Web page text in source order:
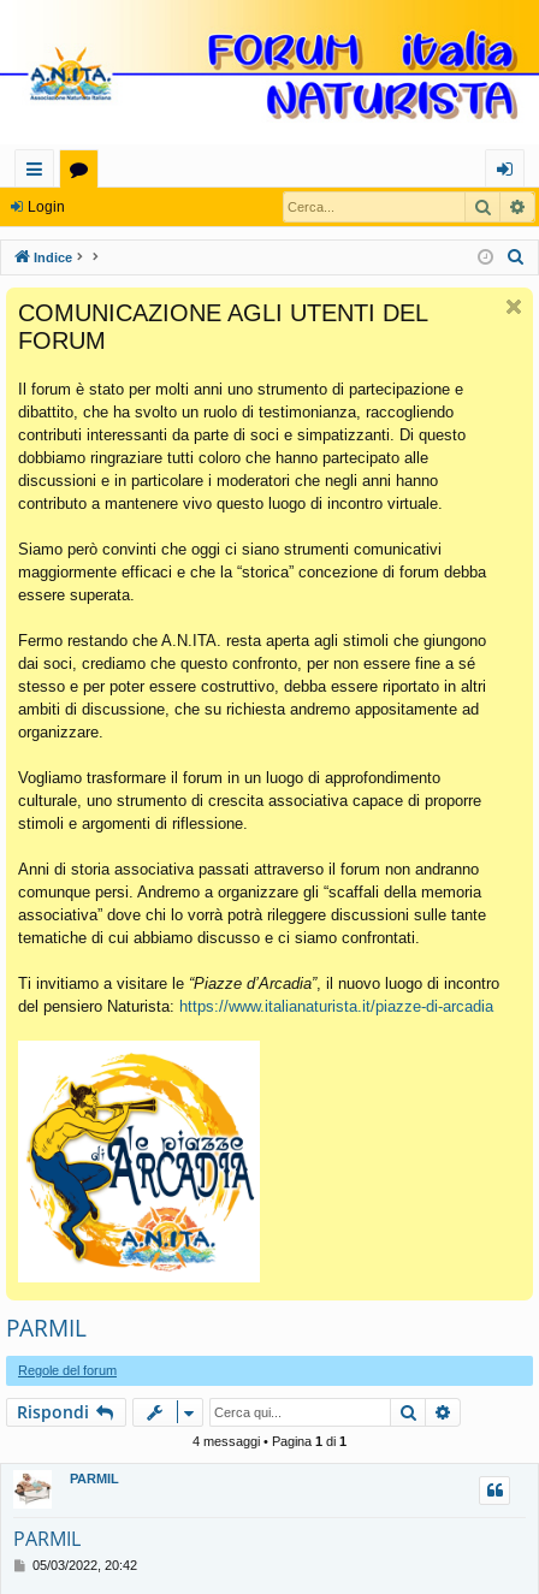
oll
eg
a
m
en
ti
Ra
pi
di
u
m
og
in
Login Cerca
Indice
COMUNICAZIONE AGLI UTENTI DEL
FORUM
Il forum è stato per molti anni uno strumento di partecipazione e
dibattito, che ha svolto un ruolo di testimonianza, raccogliendo
contributi interessanti da parte di soci e simpatizzanti. Di questo
dobbiamo ringraziare tutti coloro che hanno partecipato alle
discussioni e in particolare i moderatori che negli anni hanno
contributo a mantenere vivo questo luogo di incontro virtuale.
Siamo però convinti che oggi ci siano strumenti comunicativi
maggiormente efficaci e che la “storica” concezione di forum debba
essere superata.
Fermo restando che A.N.ITA. resta aperta agli stimoli che giungono
dai soci, crediamo che questo confronto, per non essere fine a sé
stesso e per poter essere costruttivo, debba essere riportato in altri
ambiti di discussione, che su richiesta andremo appositamente ad
organizzare.
Vogliamo trasformare il forum in un luogo di approfondimento
culturale, uno strumento di crescita associativa capace di proporre
stimoli e argomenti di riflessione.
Anni di storia associativa passati attraverso il forum non andranno
comunque persi. Andremo a organizzare gli “scaffali della memoria
associativa” dove chi lo vorrà potrà rileggere discussioni sulle tante
tematiche di cui abbiamo discusso e ci siamo confrontati.
Ti invitiamo a visitare le “Piazze d’Arcadia”, il nuovo luogo di incontro
del pensiero Naturista: https://www.italianaturista.it/piazze-di-arcadia
PARMIL
Regole del forum
Rispondi Cerca
4 messaggi • Pagina 1 di 1
PARMIL
PARMIL
M
05/03/2022, 20:42